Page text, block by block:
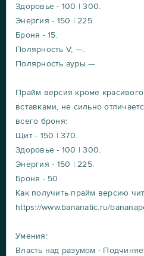
Здоровье - 100 | 300.
Энергия - 150 | 225.
Броня - 15.
Полярность V, —.
Полярность ауры —.
Прайм версия кроме
вставками, не сильно
всего броня:
Щит - 150 | 370.
Здоровье - 100 | 300.
Энергия - 150 | 225.
Броня - 50.
Как получить прайм версию
https://www.bananatic.ru/
Умения:
Власть над разумом -